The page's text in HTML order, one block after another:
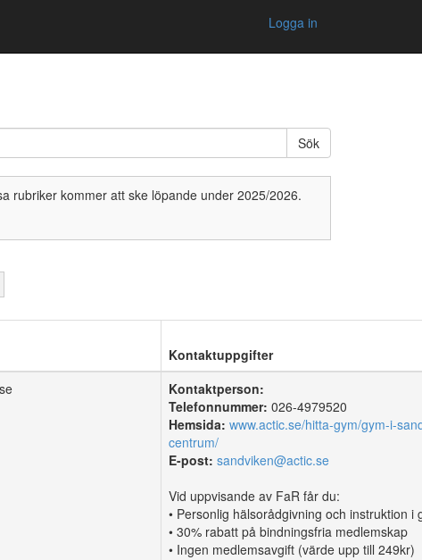
Logga in
Sök
rubriker kommer att ske löpande under 2025/2026.
Kontaktuppgifter
Kontaktperson:
Telefonnummer: 026-4979520
Hemsida: www.actic.se/hitta-gym/gym-i-
centrum/
E-post: sandviken@actic.se
Vid uppvisande av FaR får du:
• Personlig hälsorådgivning och instruktion i
• 30% rabatt på bindningsfria medlemskap
• Ingen medlemsavgift (värde upp till 249kr)